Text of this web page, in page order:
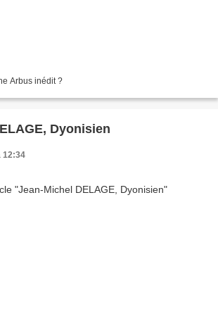
Arbus inédit ?
Dyonisien
12:34